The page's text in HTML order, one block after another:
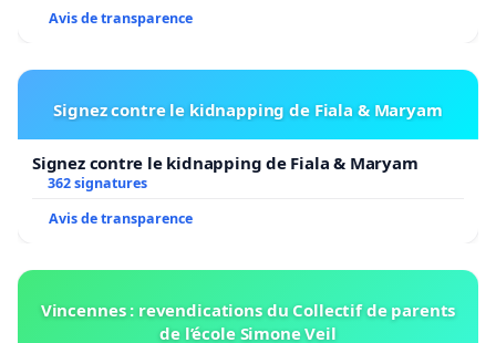
Avis de transparence
Signez contre le kidnapping de Fiala & Maryam
Signez contre le kidnapping de Fiala & Maryam
362 signatures
Avis de transparence
Vincennes : revendications du Collectif de parents
de l’école Simone Veil